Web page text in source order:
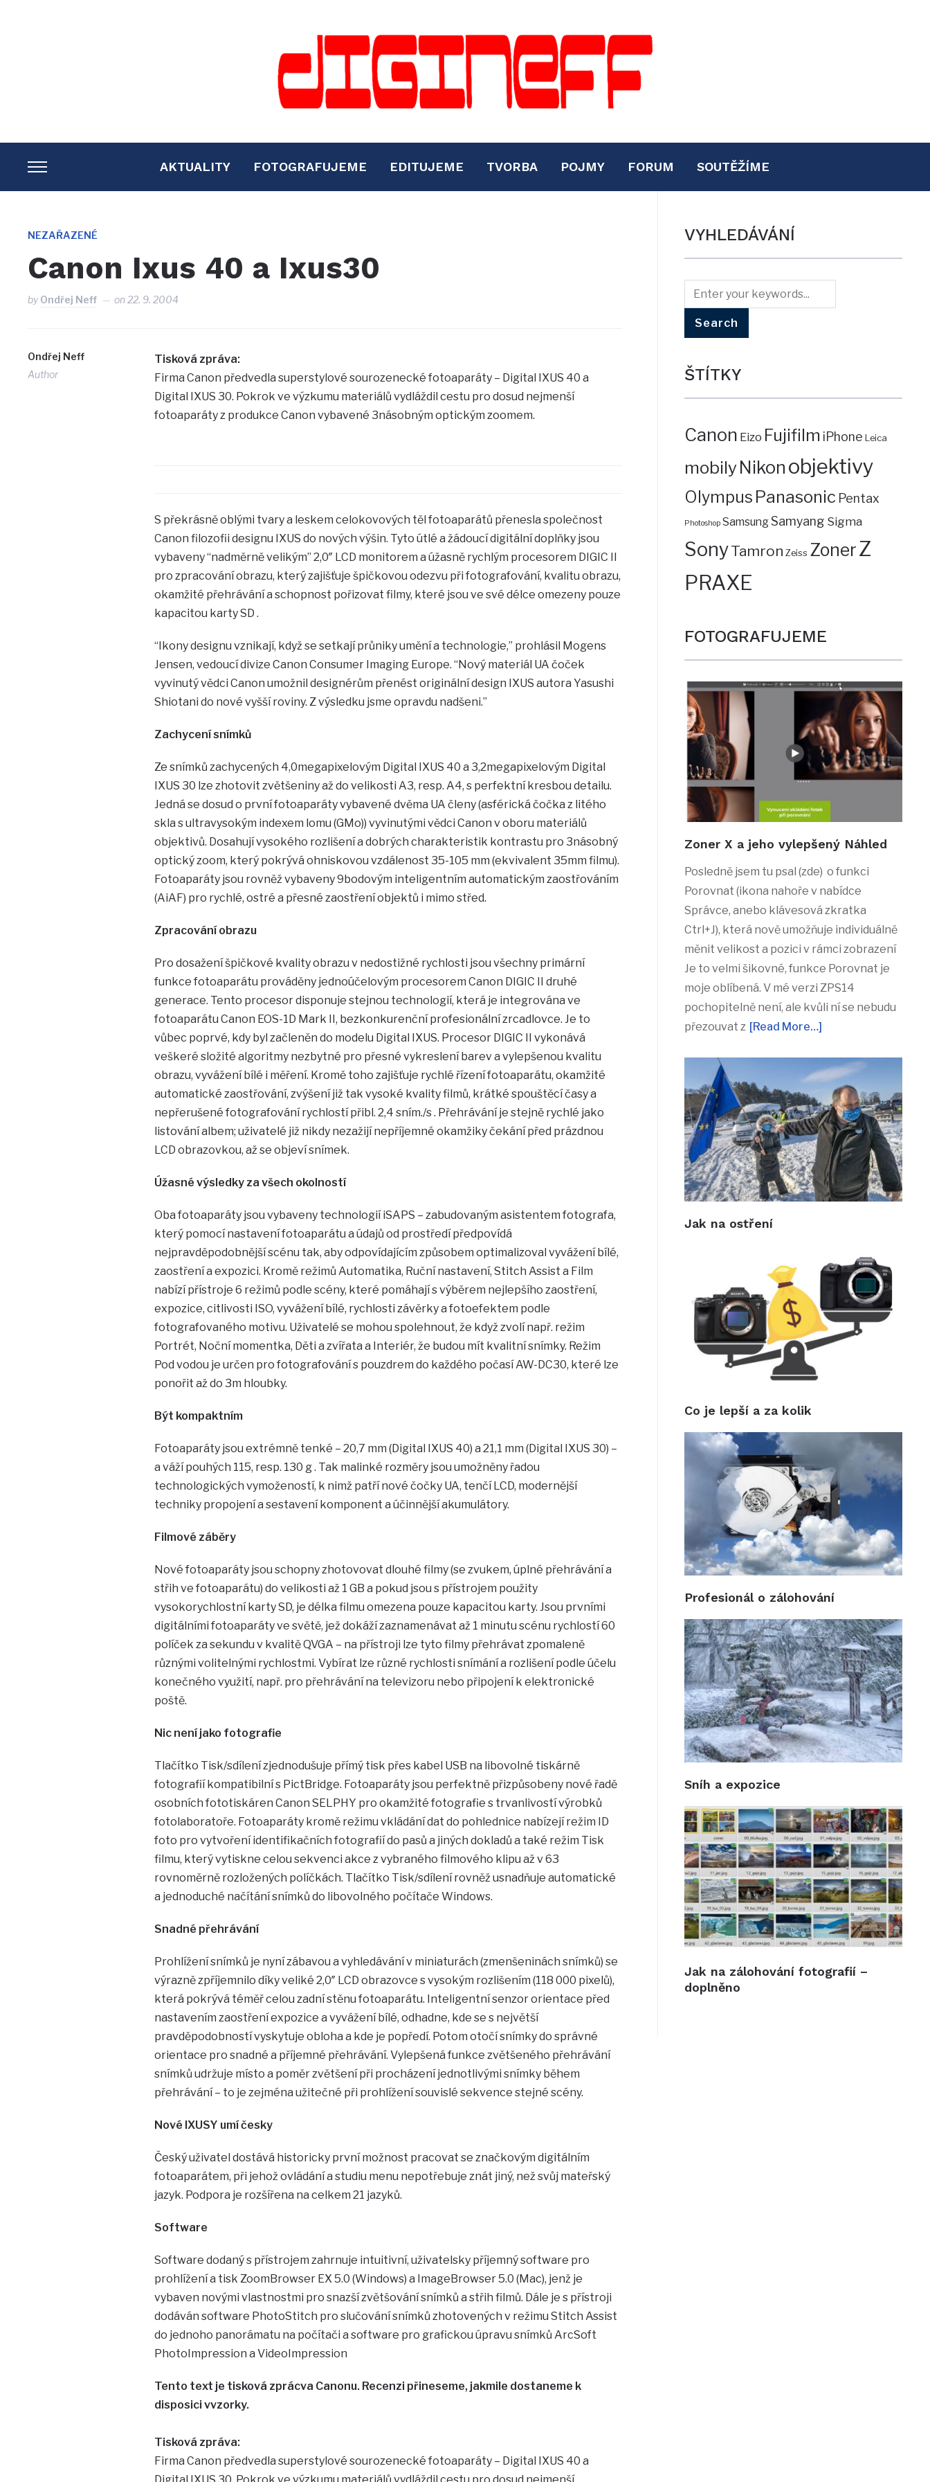
TOGGLE
SIDEBAR
NAVIGATION
AKTUALITY FOTOGRAFUJEME EDITUJEME TVORBA POJMY FORUM SOUTĚŽÍME
NEZAŘAZENÉ
Canon Ixus 40 a Ixus30
byOndřej Neff on22. 9. 2004
Ondřej Neff
Author
Tisková zpráva:
Firma Canon předvedla superstylové sourozenecké fotoaparáty – Digital IXUS 40 a
Digital IXUS 30. Pokrok ve výzkumu materiálů vydláždil cestu pro dosud nejmenší
fotoaparáty z produkce Canon vybavené 3násobným optickým zoomem.
S překrásně oblými tvary a leskem celokovových těl fotoaparátů přenesla společnost
Canon filozofii designu IXUS do nových výšin. Tyto útlé a žádoucí digitální doplňky jsou
vybaveny “nadměrně velikým” 2,0″ LCD monitorem a úžasně rychlým procesorem DIGIC II
pro zpracování obrazu, který zajišťuje špičkovou odezvu při fotografování, kvalitu obrazu,
okamžité přehrávání a schopnost pořizovat filmy, které jsou ve své délce omezeny pouze
kapacitou karty SD .
“Ikony designu vznikají, když se setkají průniky umění a technologie,” prohlásil Mogens
Jensen, vedoucí divize Canon Consumer Imaging Europe. “Nový materiál UA čoček
vyvinutý vědci Canon umožnil designérům přenést originální design IXUS autora Yasushi
Shiotani do nové vyšší roviny. Z výsledku jsme opravdu nadšeni.”
Zachycení snímků
Ze snímků zachycených 4,0megapixelovým Digital IXUS 40 a 3,2megapixelovým Digital
IXUS 30 lze zhotovit zvětšeniny až do velikosti A3, resp. A4, s perfektní kresbou detailu.
Jedná se dosud o první fotoaparáty vybavené dvěma UA členy (asférická čočka z litého
skla s ultravysokým indexem lomu (GMo)) vyvinutými vědci Canon v oboru materiálů
objektivů. Dosahují vysokého rozlišení a dobrých charakteristik kontrastu pro 3násobný
optický zoom, který pokrývá ohniskovou vzdálenost 35-105 mm (ekvivalent 35mm filmu).
Fotoaparáty jsou rovněž vybaveny 9bodovým inteligentním automatickým zaostřováním
(AiAF) pro rychlé, ostré a přesné zaostření objektů i mimo střed.
Zpracování obrazu
Pro dosažení špičkové kvality obrazu v nedostižné rychlosti jsou všechny primární
funkce fotoaparátu prováděny jednoúčelovým procesorem Canon DIGIC II druhé
generace. Tento procesor disponuje stejnou technologií, která je integrována ve
fotoaparátu Canon EOS-1D Mark II, bezkonkurenční profesionální zrcadlovce. Je to
vůbec poprvé, kdy byl začleněn do modelu Digital IXUS. Procesor DIGIC II vykonává
veškeré složité algoritmy nezbytné pro přesné vykreslení barev a vylepšenou kvalitu
obrazu, vyvážení bílé i měření. Kromě toho zajišťuje rychlé řízení fotoaparátu, okamžité
automatické zaostřování, zvýšení již tak vysoké kvality filmů, krátké spouštěcí časy a
nepřerušené fotografování rychlostí přibl. 2,4 sním./s . Přehrávání je stejně rychlé jako
listování albem; uživatelé již nikdy nezažijí nepříjemné okamžiky čekání před prázdnou
LCD obrazovkou, až se objeví snímek.
Úžasné výsledky za všech okolností
Oba fotoaparáty jsou vybaveny technologií iSAPS – zabudovaným asistentem fotografa,
který pomocí nastavení fotoaparátu a údajů od prostředí předpovídá
nejpravděpodobnější scénu tak, aby odpovídajícím způsobem optimalizoval vyvážení bílé,
zaostření a expozici. Kromě režimů Automatika, Ruční nastavení, Stitch Assist a Film
nabízí přístroje 6 režimů podle scény, které pomáhají s výběrem nejlepšího zaostření,
expozice, citlivosti ISO, vyvážení bílé, rychlosti závěrky a fotoefektem podle
fotografovaného motivu. Uživatelé se mohou spolehnout, že když zvolí např. režim
Portrét, Noční momentka, Děti a zvířata a Interiér, že budou mít kvalitní snímky. Režim
Pod vodou je určen pro fotografování s pouzdrem do každého počasí AW-DC30, které lze
ponořit až do 3m hloubky.
Být kompaktním
Fotoaparáty jsou extrémně tenké – 20,7 mm (Digital IXUS 40) a 21,1 mm (Digital IXUS 30) –
a váží pouhých 115, resp. 130 g . Tak malinké rozměry jsou umožněny řadou
technologických vymožeností, k nimž patří nové čočky UA, tenčí LCD, modernější
techniky propojení a sestavení komponent a účinnější akumulátory.
Filmové záběry
Nové fotoaparáty jsou schopny zhotovovat dlouhé filmy (se zvukem, úplné přehrávání a
střih ve fotoaparátu) do velikosti až 1 GB a pokud jsou s přístrojem použity
vysokorychlostní karty SD, je délka filmu omezena pouze kapacitou karty. Jsou prvními
digitálními fotoaparáty ve světě, jež dokáží zaznamenávat až 1 minutu scénu rychlostí 60
políček za sekundu v kvalitě QVGA – na přístroji lze tyto filmy přehrávat zpomaleně
různými volitelnými rychlostmi. Vybírat lze různé rychlosti snímání a rozlišení podle účelu
konečného využití, např. pro přehrávání na televizoru nebo připojení k elektronické
poště.
Nic není jako fotografie
Tlačítko Tisk/sdílení zjednodušuje přímý tisk přes kabel USB na libovolné tiskárně
fotografií kompatibilní s PictBridge. Fotoaparáty jsou perfektně přizpůsobeny nové řadě
osobních fototiskáren Canon SELPHY pro okamžité fotografie s trvanlivostí výrobků
fotolaboratoře. Fotoaparáty kromě režimu vkládání dat do pohlednice nabízejí režim ID
foto pro vytvoření identifikačních fotografií do pasů a jiných dokladů a také režim Tisk
filmu, který vytiskne celou sekvenci akce z vybraného filmového klipu až v 63
rovnoměrně rozložených políčkách. Tlačítko Tisk/sdílení rovněž usnadňuje automatické
a jednoduché načítání snímků do libovolného počítače Windows.
Snadné přehrávání
Prohlížení snímků je nyní zábavou a vyhledávání v miniaturách (zmenšeninách snímků) se
výrazně zpříjemnilo díky veliké 2,0″ LCD obrazovce s vysokým rozlišením (118 000 pixelů),
která pokrývá téměř celou zadní stěnu fotoaparátu. Inteligentní senzor orientace před
nastavením zaostření expozice a vyvážení bílé, odhadne, kde se s největší
pravděpodobností vyskytuje obloha a kde je popředí. Potom otočí snímky do správné
orientace pro snadné a příjemné přehrávání. Vylepšená funkce zvětšeného přehrávání
snímků udržuje místo a poměr zvětšení při procházení jednotlivými snímky během
přehrávání – to je zejména užitečné při prohlížení souvislé sekvence stejné scény.
Nové IXUSY umí česky
Český uživatel dostává historicky první možnost pracovat se značkovým digitálním
fotoaparátem, při jehož ovládání a studiu menu nepotřebuje znát jiný, než svůj mateřský
jazyk. Podpora je rozšířena na celkem 21 jazyků.
Software
Software dodaný s přístrojem zahrnuje intuitivní, uživatelsky příjemný software pro
prohlížení a tisk ZoomBrowser EX 5.0 (Windows) a ImageBrowser 5.0 (Mac), jenž je
vybaven novými vlastnostmi pro snazší zvětšování snímků a střih filmů. Dále je s přístroji
dodáván software PhotoStitch pro slučování snímků zhotovených v režimu Stitch Assist
do jednoho panorámatu na počítači a software pro grafickou úpravu snímků ArcSoft
PhotoImpression a VideoImpression
Tento text je tisková zprácva Canonu. Recenzi přineseme, jakmile dostaneme k
disposici vvzorky.
Tisková zpráva:
Firma Canon předvedla superstylové sourozenecké fotoaparáty – Digital IXUS 40 a
VYHLEDÁVÁNÍ
ŠTÍTKY
Canon Eizo Fujifilm iPhone Leica
mobilyNikon objektivy
Olympus Panasonic Pentax
Photoshop SamsungSamyang Sigma
SonyTamron Zeiss ZonerZ
PRAXE
FOTOGRAFUJEME
Zoner X a jeho vylepšený Náhled
Posledně jsem tu psal (zde) o funkci
Porovnat (ikona nahoře v nabídce
Správce, anebo klávesová zkratka
Ctrl+J), která nově umožňuje individuálně
měnit velikost a pozici v rámci zobrazení
Je to velmi šikovné, funkce Porovnat je
moje oblíbená. V mé verzi ZPS14
pochopitelně není, ale kvůli ní se nebudu
přezouvat z [Read More…]
Jak na ostření
Co je lepší a za kolik
Profesionál o zálohování
Sníh a expozice
Jak na zálohování fotografií –
doplněno